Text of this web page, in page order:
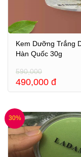
Kem Dưỡng Trắng
Hàn Quốc 30g
590,000
490,000 đ
30%